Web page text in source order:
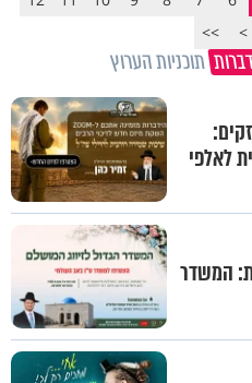
>
>>
תוכניות הערוץ
לאלפי
המשדר